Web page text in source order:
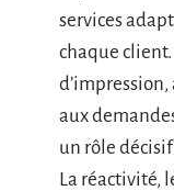
services
chaque
aux
un rôle
La réactivité,